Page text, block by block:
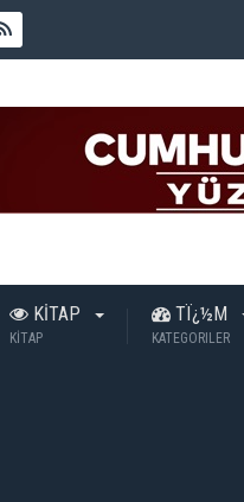
KİTAP
KİTAP
TÏ¿½M
KATEGORILER